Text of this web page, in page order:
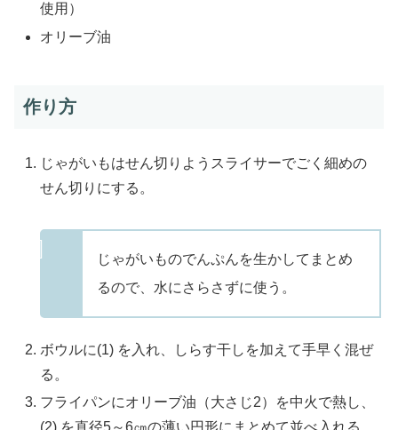
使用）
オリーブ油
作り方
じゃがいもはせん切りようスライサーでごく細めの
せん切りにする。
じゃがいものでんぷんを生かしてまとめ
るので、水にさらさずに使う。
ボウルに(1) を入れ、しらす干しを加えて手早く混ぜ
る。
フライパンにオリーブ油（大さじ2）を中火で熱し、